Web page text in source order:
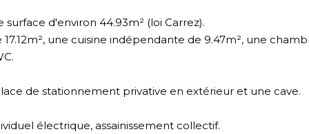
d'environ 44.93m² (loi Carrez).
une cuisine indépendante de 9.47m², une
de stationnement privative en extérieur et une cave.
électrique, assainissement collectif.